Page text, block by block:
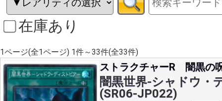
在庫あり
1ページ(全1ページ) 1件～33件(全33件)
ストラクチャーR 闇黒の
闇黒世界-シャドウ・
(SR06-JP022)